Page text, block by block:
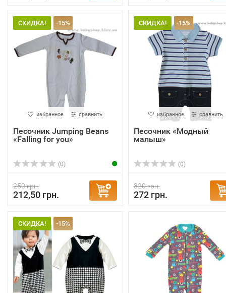
СКИДКА! -15%
избранное сравнить
Песочник Jumping Beans
«Falling for you»
(0)
250 грн.
212,50 грн.
СКИДКА! -15%
избранное сравнить
Песочник «Модный
малыш»
(0)
320 грн.
272 грн.
СКИДКА! -15%